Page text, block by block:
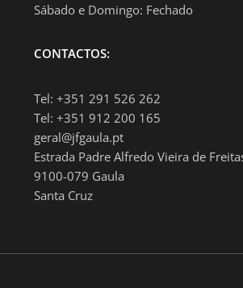
Sábado e Domingo: Fechado
CONTACTOS:
Tel: +351 291 526 262
Tel: +351 912 200 165
geral@jfgaula.pt
Estrada Padre Alfredo Vieira de
9100-079 Gaula
Santa Cruz